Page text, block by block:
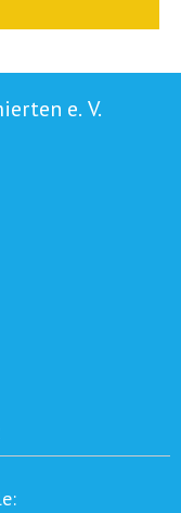
e. V.